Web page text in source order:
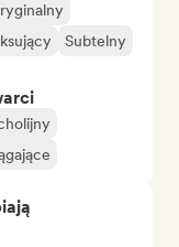
Subtelny